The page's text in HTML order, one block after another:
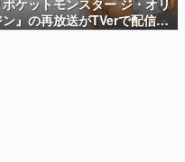
、電ファミ渾身の“殿堂入り”記
ン』の再放送がTVerで配信
レッド（CV：竹内順子）が